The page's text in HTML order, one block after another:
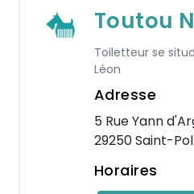
Toutou
Toiletteur se
Léon
Adresse
5 Rue Yann
29250 Saint-
Horaires